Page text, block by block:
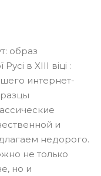
образ
в XIII віці :
интернет-
и
недорого.
не только
но и